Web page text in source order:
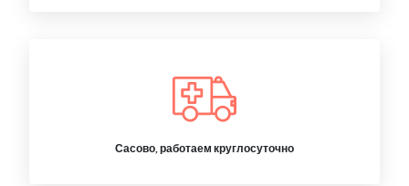
Сасово, работаем круглосуточно